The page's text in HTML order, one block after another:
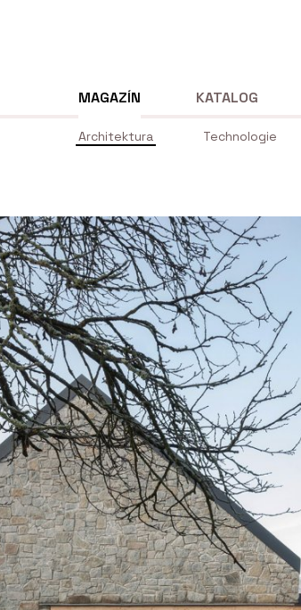
MAGAZÍN
Architektura Technologie
KATALOG